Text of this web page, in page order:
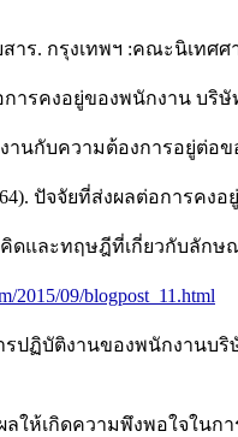
สาร. กรุงเทพฯ :คณะนิเท
ารคงอยู่ของพนักงาน บริ
งานกับความต้องการอยู่
ปัจจัยที่ส่งผลต่อการคง
ดและทฤษฎีที่เกี่ยวกับลักษ
2015/09/blogpost_11.html
รปฏิบัติงานของพนักงาน
ลให้เกิดความพึงพอใจใ